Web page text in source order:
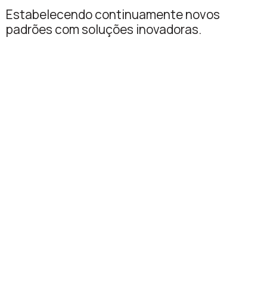
Estabelecendo continuamente novos
padrões com soluções inovadoras.